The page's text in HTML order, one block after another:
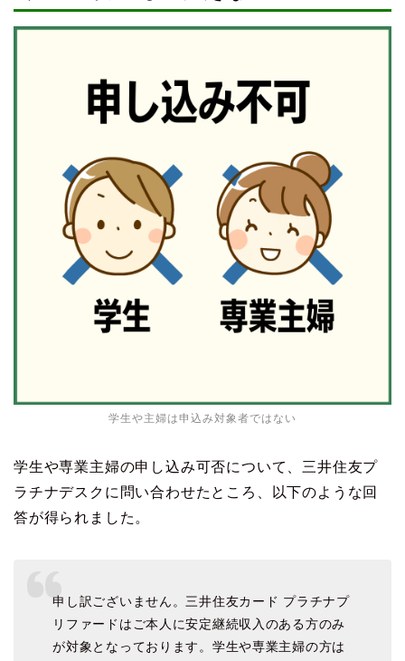
学生や主婦は申込み対象者ではない
学生や専業主婦の申し込み可否について、三井住友プ
ラチナデスクに問い合わせたところ、以下のような回
答が得られました。
申し訳ございません。三井住友カード プラチナプ
リファードはご本人に安定継続収入のある方のみ
が対象となっております。学生や専業主婦の方は